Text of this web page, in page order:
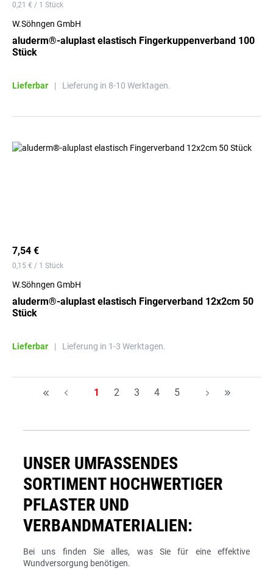
0,21 € / 1 Stück
W.Söhngen GmbH
aluderm®-aluplast elastisch Fingerkuppenverband 100
Stück
Lieferbar | Lieferung in 8-10 Werktagen.
7,54 €
0,15 € / 1 Stück
W.Söhngen GmbH
aluderm®-aluplast elastisch Fingerverband 12x2cm 50
Stück
Lieferbar | Lieferung in 1-3 Werktagen.
H A Seite
1 Seite
2 Seite
3 Seite
4 Seite
5 A H
UNSER UMFASSENDES
SORTIMENT HOCHWERTIGER
PFLASTER UND
VERBANDMATERIALIEN:
Bei uns finden Sie alles, was Sie für eine effektive
Wundversorgung benötigen.